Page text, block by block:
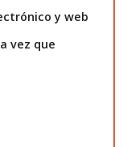
y web
vez que